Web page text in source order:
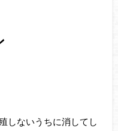
しないうちに消してし